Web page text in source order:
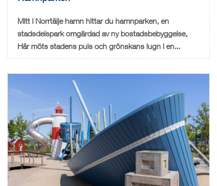
Mitt i Norrtälje hamn hittar du hamnparken, en
stadsdelspark omgärdad av ny bostadsbebyggelse,
Här möts stadens puls och grönskans lugn i en...